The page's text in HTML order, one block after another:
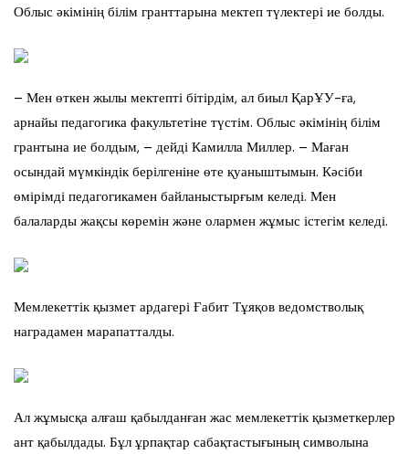
Облыс әкімінің білім гранттарына мектеп түлектері ие болды.
– Мен өткен жылы мектепті бітірдім, ал биыл ҚарҰУ-ға,
арнайы педагогика факультетіне түстім. Облыс әкімінің білім
грантына ие болдым, – дейді Камилла Миллер. – Маған
осындай мүмкіндік берілгеніне өте қуаныштымын. Кәсіби
өмірімді педагогикамен байланыстырғым келеді. Мен
балаларды жақсы көремін және олармен жұмыс істегім келеді.
Мемлекеттік қызмет ардагері Ғабит Тұяқов ведомстволық
наградамен марапатталды.
Ал жұмысқа алғаш қабылданған жас мемлекеттік қызметкерлер
ант қабылдады. Бұл ұрпақтар сабақтастығының символына